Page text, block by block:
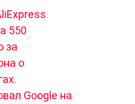
550
за
о
Google на